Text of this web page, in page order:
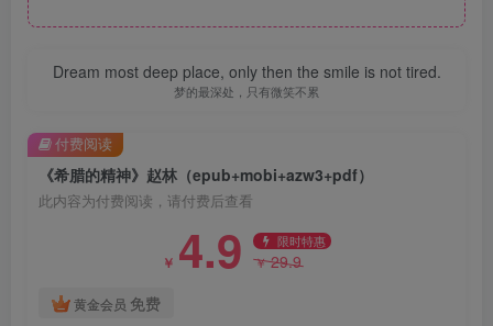
Dream most deep place, only then the smile is not tired.
梦的最深处，只有微笑不累
《希腊的精神》赵林（epub+mobi+azw3+pdf）
此内容为付费阅读，请付费后查看
￥ 4.9 限时特惠
￥29.9
黄金会员 免费
付费阅读